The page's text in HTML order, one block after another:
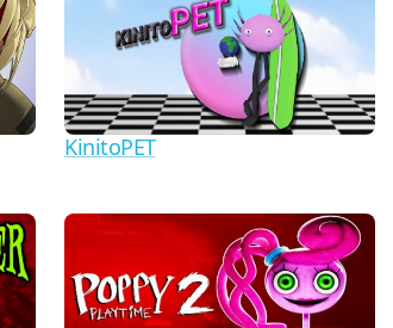
KinitoPET